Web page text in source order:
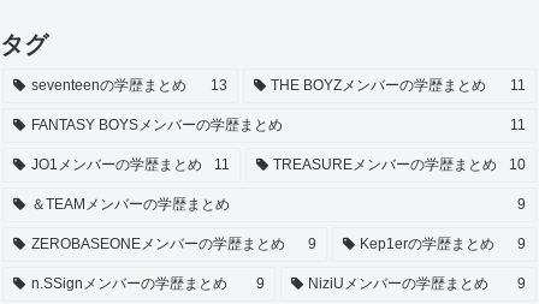
タグ
seventeenの学歴まとめ 13 THE BOYZメンバーの学歴まとめ 11
FANTASY BOYSメンバーの学歴まとめ 11
JO1メンバーの学歴まとめ 11 TREASUREメンバーの学歴まとめ 10
＆TEAMメンバーの学歴まとめ 9
ZEROBASEONEメンバーの学歴まとめ 9 Kep1erの学歴まとめ 9
n.SSignメンバーの学歴まとめ 9 NiziUメンバーの学歴まとめ 9